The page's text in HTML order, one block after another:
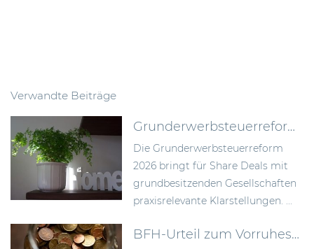
Verwandte Beiträge
Grunderwerbsteuerreform 2026: Bundesrat billigt Neuregelung der Signing-Closing-Problematik
Die Grunderwerbsteuerreform
2026 bringt für Share Deals mit
grundbesitzenden Gesellschaften
praxisrelevante Klarstellungen. ...
BFH-Urteil zum Vorruhestandsmodell: Rückstellungen früher bilden als bisher anerkannt